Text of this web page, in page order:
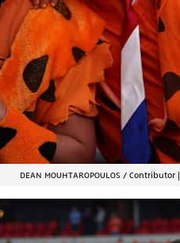
|
DEAN MOUHTAROPOULOS / Contributor